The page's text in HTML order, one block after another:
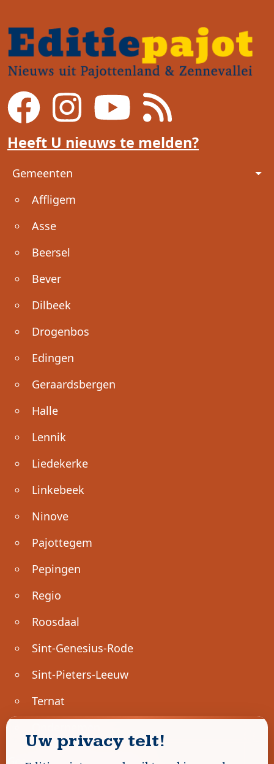
Heeft U nieuws te melden?
Voet
Gemeenten
Affligem
Asse
Beersel
Bever
Dilbeek
Drogenbos
Edingen
Geraardsbergen
Halle
Lennik
Liedekerke
Linkebeek
Ninove
Pajottegem
Pepingen
Regio
Roosdaal
Sint-Genesius-Rode
Sint-Pieters-Leeuw
Ternat
Geen advertenties gevonden.
Uw privacy telt!